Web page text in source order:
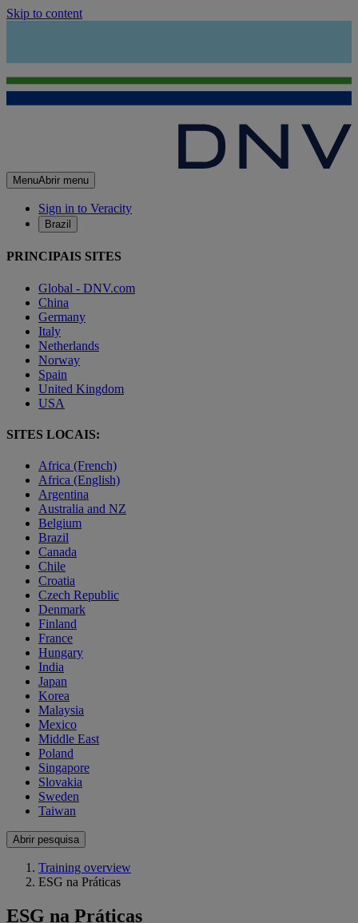
Skip to content
MenuAbrir menu
Sign in to Veracity
Brazil
PRINCIPAIS SITES
Global - DNV.com
China
Germany
Italy
Netherlands
Norway
Spain
United Kingdom
USA
SITES LOCAIS:
Africa (French)
Africa (English)
Argentina
Australia and NZ
Belgium
Brazil
Canada
Chile
Croatia
Czech Republic
Denmark
Finland
France
Hungary
India
Japan
Korea
Malaysia
Mexico
Middle East
Poland
Singapore
Slovakia
Sweden
Taiwan
Abrir pesquisa
Training overview
ESG na Práticas
ESG na Práticas